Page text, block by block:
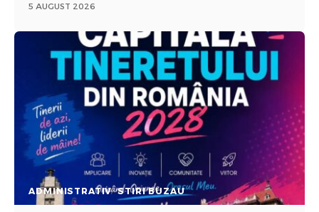
5 AUGUST 2026
ADMINISTRATIV STIRI BUZAU